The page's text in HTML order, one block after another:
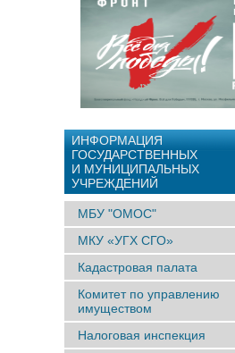
ИНФОРМАЦИЯ
ГОСУДАРСТВЕННЫХ
И МУНИЦИПАЛЬНЫХ
УЧРЕЖДЕНИЙ
МБУ "ОМОС"
МКУ «УГХ СГО»
Кадастровая палата
Комитет по управлению
имуществом
Налоговая инспекция